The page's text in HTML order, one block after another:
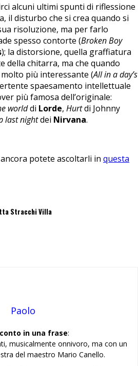
alcuni ultimi spunti di riflessione
il disturbo che si crea quando si
risoluzione, ma per farlo
spesso contorte (Broken Boy
); la distorsione, quella graffiatura
della chitarra, ma che quando
più interessante (All in a day’s
spaesamento intellettuale
più famosa dell’originale:
worlddi Lorde, Hurtdi Johnny
last nightdei Nirvana.
potete ascoltarli in questa
Stracchi Villa
Paolo
in una frase:
musicalmente onnivoro, ma con un
del maestro Mario Canello.